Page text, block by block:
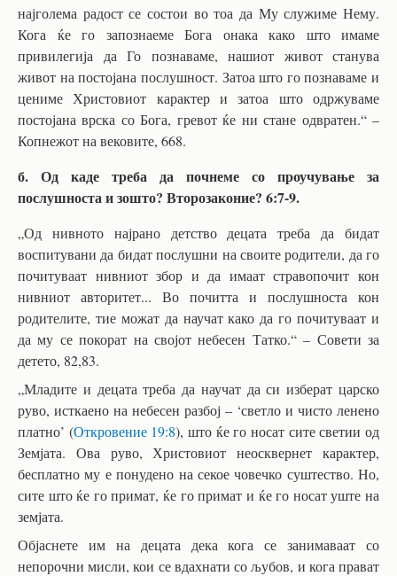
најголема радост се состои во тоа да Му служиме Нему.
Кога ќе го запознаеме Бога онака како што имаме
привилегија да Го познаваме, нашиот живот станува
живот на постојана послушност. Затоа што го познаваме и
цениме Христовиот карактер и затоа што одржуваме
постојана врска со Бога, гревот ќе ни стане одвратен.“ –
Копнежот на вековите, 668.
б. Од каде треба да почнеме со проучување за
послушноста и зошто? Второзаконие? 6:7-9.
„Од нивното најрано детство децата треба да бидат
воспитувани да бидат послушни на своите родители, да го
почитуваат нивниот збор и да имаат стравопочит кон
нивниот авторитет... Во почитта и послушноста кон
родителите, тие можат да научат како да го почитуваат и
да му се покорат на својот небесен Татко.“ – Совети за
детето, 82,83.
„Младите и децата треба да научат да си изберат царско
руво, исткаено на небесен разбој – ‘светло и чисто ленено
платно’ (Откровение 19:8), што ќе го носат сите светии од
Земјата. Ова руво, Христовиот неосквернет карактер,
бесплатно му е понудено на секое човечко суштество. Но,
сите што ќе го примат, ќе го примат и ќе го носат уште на
земјата.
Објаснете им на децата дека кога се занимаваат со
непорочни мисли, кои се вдахнати со љубов, и кога прават